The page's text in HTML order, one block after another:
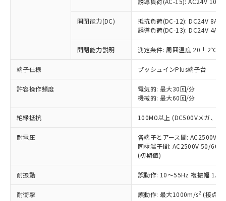
開閉能力(DC)
抵抗負荷(DC-12): DC24V 8A/
誘導負荷(DC-13): DC24V 4A/
開閉能力説明 測定条件: 周囲温度 20±2℃、
端子仕様 プッシュインPlus端子台
許容操作頻度
電気的: 最大30回/分
機械的: 最大60回/分
絶縁抵抗 100MΩ以上 (DC500Vメガ、点
耐電圧
各端子とアース間: AC2500V
同極端子間: AC2500V 50/
(初期値)
耐振動 誤動作: 10～55Hz 複振幅
耐衝撃 誤動作: 最大1000m/s2 (接点
本サービスは、当社制御機器事業取扱
商品の当社在庫状況および標準価格
(税抜)を提供させていただくもので
当社制御機器事業取扱商品の中には、
ことをご了承ください。
在庫状況および標準価格照会結果は、
記載している更新日時点での社内デー
タに基づき作成されるものであり、閲
覧された時点での実際の在庫および標
準価格とは異なる場合があることをご
正式な納期状況および標準価格はお客
様のお取引先、またはお客様担当のオ
ムロン制御機器販売店・当社販売員に
オムロン制御機器販売店や当社販売拠
販売ネットワーク
」をご確認
非含有の対応状況を調査中または確認中の
非該当品：ライセンス料など無形物で、有
害物質有無と関係のない商品です。
仕入先様の事情により、非含有部品として
いたものが、含有品と判明した場合などや
むを得ず変更することがあります。
*EU RoHS指令（10物質）：
鉛(Pb) 1000ppm以下、 水銀(Hg) 1000ppm以下、 カド
六価クロム(Cr(Ⅵ)) 1000ppm以下、ポリ臭化ビフェニル
類(PBB) 1000ppm以下、ポリ臭化ジフェニルエーテル類
ル) (DEHP)(別名：DOP) 1000ppm以下、フタル酸ブチ
ルベンジル（BBP） 1000ppm以下、フタル酸ジブチル
（DBP） 1000ppm以下、フタル酸ジイソブチル
フタル酸エステル類の４物質については閾値を超える意
図的な使用がないことを確認しています。
「○」：最大均質材料含有率が中国RoHSの
基準値以下であることを示します。
「×」：最大均質材料含有率が中国RoHSの
基準値を超えていることを示します。
「－」：未確認です。当社販売部門へお問
*中国RoHS10物質の基準値 (GB/T26572)：
Pb(鉛) :1000ppm、 Hg(水銀) : 1000ppm、 Cd(カドミウ
ム) : 100ppm、
Cr(Ⅵ)(六価クロム) : 1000ppm、 PBBs(ポリ臭化ビフェ
ニル類) : 1000ppm、 PBDEs(ポリ臭化ジフェニルエーテ
DBP(フタル酸ジブチル) : 1000ppm、 DIBP(フタル酸ジ
イソブチル) : 1000ppm、 BBP(フタル酸ブチルベンジ
DEHP(フタル酸ビス(2-エチルヘキシル)) : 1000ppm
為替および外国貿易法に定める商品
（以下｢規制貨物等」という）を輸出
または国外への提供する場合は、日本
国政府の輸出許可(または役務取引許
可)を取得するなどの必要な手続きを
当社は規制貨物を破棄する場合は、完
全に破砕するなど、違法に輸出されな
いよう必要な手段を講じます。
当社は貴社製品を、核兵器、ミサイ
ル、化学兵器、生物兵器またはその他
武器並びにこれらの製造装置等に一切
一定数以上の在庫あり
一定数には満たないが在庫あり
いては、お客様のお取引先、ま